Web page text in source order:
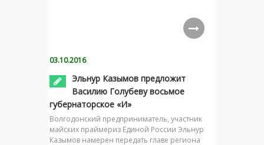
03.10.2016
Эльнур Казымов предложит
Василию Голубеву восьмое
губернаторское «И»
Волгодонский предприниматель, участник
майских праймериз Единой России Эльнур
Казымов намерен передать главе региона